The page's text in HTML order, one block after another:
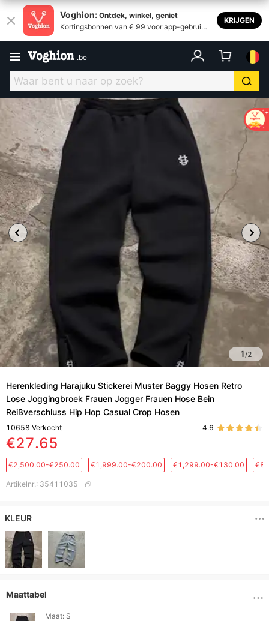
Voghion: Ontdek, winkel, geniet
Kortingsbonnen van € 99 voor app-gebruike
KRIJGEN
.be
1/2
Herenkleding Harajuku Stickerei Muster Baggy Hosen Retro
Lose Joggingbroek Frauen Jogger Frauen Hose Bein
Reißverschluss Hip Hop Casual Crop Hosen
10658 Verkocht 4.6
€27.65
€2,500.00-€250.00 €1,999.00-€200.00 €1,299.00-€130.00
Artikelnr.: 35411035
KLEUR
Maattabel
Maat: S